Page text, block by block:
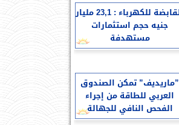
القابضة للكهرباء : 23,1 مليار
جنيه حجم استثمارات
مستهدفة
”ماريديف” تمكن الصندوق
العربي للطاقة من إجراء
الفحص النافي للجهالة